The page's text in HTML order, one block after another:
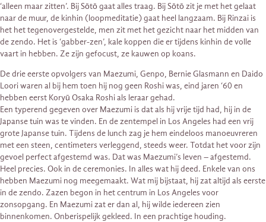
‘alleen maar zitten’. Bij Sōtō gaat alles traag. Bij Sōtō zit je met het gelaat
naar de muur, de kinhin (loopmeditatie) gaat heel langzaam. Bij Rinzai is
het het tegenovergestelde, men zit met het gezicht naar het midden van
de zendo. Het is ‘gabber-zen’, kale koppen die er tijdens kinhin de volle
vaart in hebben. Ze zijn gefocust, ze kauwen op koans.
De drie eerste opvolgers van Maezumi, Genpo, Bernie Glasmann en Daido
Loori waren al bij hem toen hij nog geen Roshi was, eind jaren ‘60 en
hebben eerst Koryū Osaka Roshi als leraar gehad.
Een typerend gegeven over Maezumi is dat als hij vrije tijd had, hij in de
Japanse tuin was te vinden. En de zentempel in Los Angeles had een vrij
grote Japanse tuin. Tijdens de lunch zag je hem eindeloos manoeuvreren
met een steen, centimeters verleggend, steeds weer. Totdat het voor zijn
gevoel perfect afgestemd was. Dat was Maezumi’s leven – afgestemd.
Heel precies. Ook in de ceremonies. In alles wat hij deed. Enkele van ons
hebben Maezumi nog meegemaakt. Wat mij bijstaat, hij zat altijd als eerste
in de zendo. Zazen begon in het centrum in Los Angeles voor
zonsopgang. En Maezumi zat er dan al, hij wilde iedereen zien
binnenkomen. Onberispelijk gekleed. In een prachtige houding.